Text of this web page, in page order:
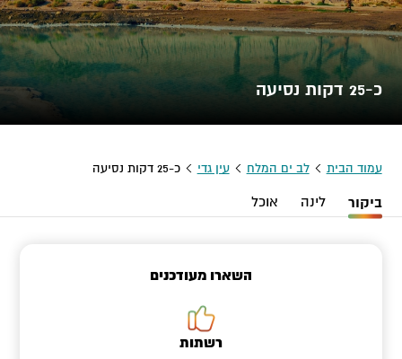
כ-25 דקות נסיעה
עמוד הבית לב ים המלח עין גדי כ-25 דקות נסיעה
ביקור לינה אוכל
השארו מעודכנים
רשתות